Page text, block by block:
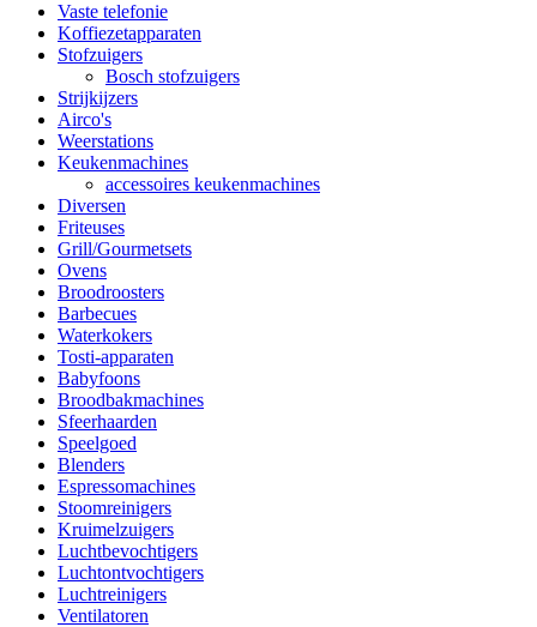
Vaste telefonie
Koffiezetapparaten
Stofzuigers
Bosch stofzuigers
Strijkijzers
Airco's
Weerstations
Keukenmachines
accessoires keukenmachines
Diversen
Friteuses
Grill/Gourmetsets
Ovens
Broodroosters
Barbecues
Waterkokers
Tosti-apparaten
Babyfoons
Broodbakmachines
Sfeerhaarden
Speelgoed
Blenders
Espressomachines
Stoomreinigers
Kruimelzuigers
Luchtbevochtigers
Luchtontvochtigers
Luchtreinigers
Ventilatoren